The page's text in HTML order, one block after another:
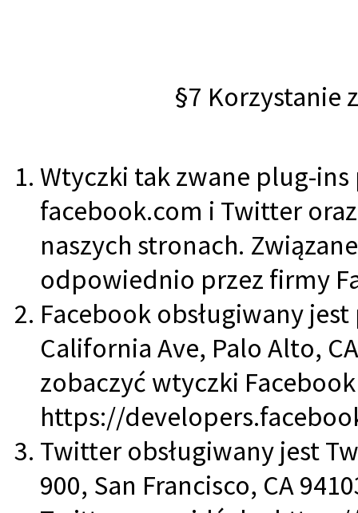
§7 Korzystanie
Wtyczki tak zwane plug-
facebook.com i Twitter
naszych stronach.
odpowiednio przez firmy
Facebook obsługiwany
California Ave, Palo Alto,
zobaczyć wtyczki
https://
Twitter obsługiwany jest
900, San Francisco, CA